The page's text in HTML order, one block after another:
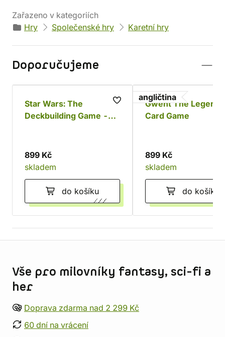
Zařazeno v kategoriích
Hry
Společenské hry Karetní hry
Doporučujeme
Star Wars: The
Deckbuilding Game -
899 Kč
skladem
do košíku
angličtina
Gwent The
Card Game
899 Kč
skladem
do košíku
Vše pro milovníky fantasy, sci-fi a
her
Doprava zdarma nad 2 299 Kč
60 dní na vrácení